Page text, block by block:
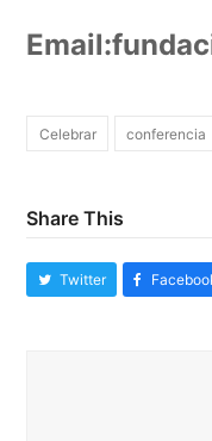
Email:
Celebrar conferencia
Share This
Twitter